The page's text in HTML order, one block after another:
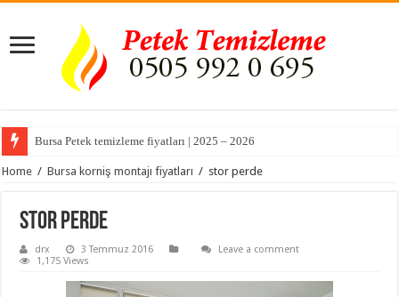
Bursa Petek temizleme fiyatları | 2025 – 2026
Home / Bursa korniş montajı fiyatları / stor perde
stor perde
drx 3 Temmuz 2016
Leave a comment
1,175 Views